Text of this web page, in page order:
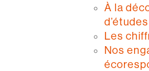
À la
Les
Nos